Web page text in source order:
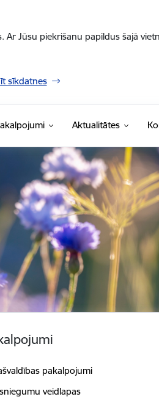
Jūsu piekrišanu papildus šajā
sīkdatnes
Aktualitātes
pakalpojumi
veidlapas